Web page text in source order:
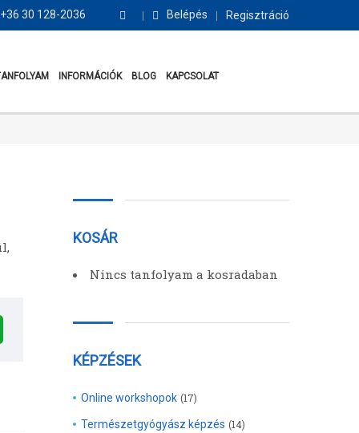
Belépés Regisztráció
30 128-2036
INFORMÁCIÓK BLOG KAPCSOLAT
KOSÁR
Nincs tanfolyam a kosradaban
KÉPZÉSEK
Online workshopok (17)
Természetgyógyász képzés (14)